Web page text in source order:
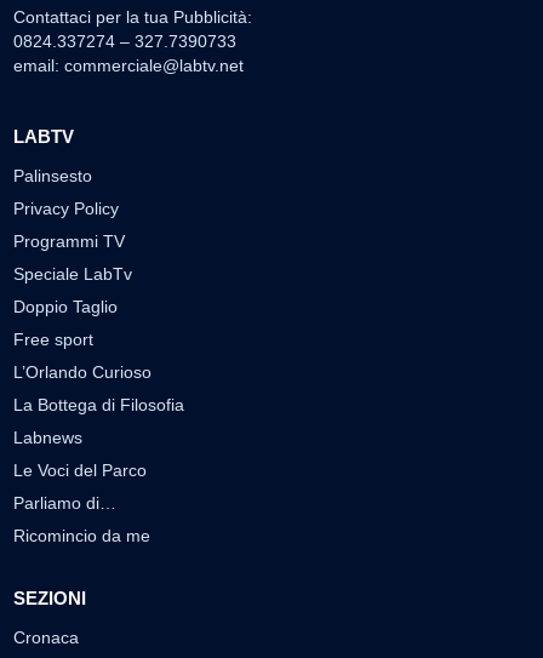
Contattaci per la tua Pubblicità:
0824.337274 – 327.7390733
email: commerciale@labtv.net
LABTV
Palinsesto
Privacy Policy
Programmi TV
Speciale LabTv
Doppio Taglio
Free sport
L’Orlando Curioso
La Bottega di Filosofia
Labnews
Le Voci del Parco
Parliamo di…
Ricomincio da me
SEZIONI
Cronaca